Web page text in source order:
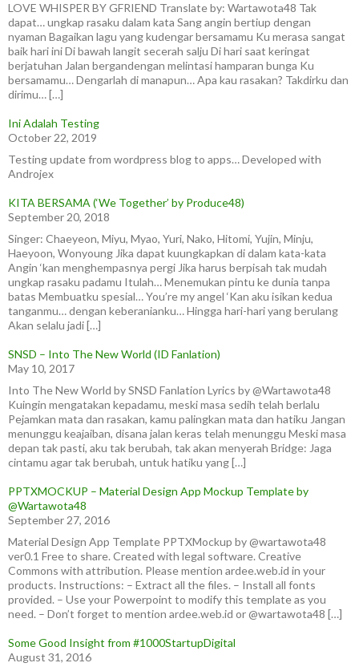
LOVE WHISPER BY GFRIEND Translate by: Wartawota48 Tak
dapat… ungkap rasaku dalam kata Sang angin bertiup dengan
nyaman Bagaikan lagu yang kudengar bersamamu Ku merasa sangat
baik hari ini Di bawah langit secerah salju Di hari saat keringat
berjatuhan Jalan bergandengan melintasi hamparan bunga Ku
bersamamu… Dengarlah di manapun… Apa kau rasakan? Takdirku dan
dirimu… […]
Ini Adalah Testing
October 22, 2019
Testing update from wordpress blog to apps… Developed with
Androjex
KITA BERSAMA (‘We Together’ by Produce48)
September 20, 2018
Singer: Chaeyeon, Miyu, Myao, Yuri, Nako, Hitomi, Yujin, Minju,
Haeyoon, Wonyoung Jika dapat kuungkapkan di dalam kata-kata
Angin ‘kan menghempasnya pergi Jika harus berpisah tak mudah
ungkap rasaku padamu Itulah… Menemukan pintu ke dunia tanpa
batas Membuatku spesial… You’re my angel ‘Kan aku isikan kedua
tanganmu… dengan keberanianku… Hingga hari-hari yang berulang
Akan selalu jadi […]
SNSD – Into The New World (ID Fanlation)
May 10, 2017
Into The New World by SNSD Fanlation Lyrics by @Wartawota48
Kuingin mengatakan kepadamu, meski masa sedih telah berlalu
Pejamkan mata dan rasakan, kamu palingkan mata dan hatiku Jangan
menunggu keajaiban, disana jalan keras telah menunggu Meski masa
depan tak pasti, aku tak berubah, tak akan menyerah Bridge: Jaga
cintamu agar tak berubah, untuk hatiku yang […]
PPTXMOCKUP – Material Design App Mockup Template by
@Wartawota48
September 27, 2016
Material Design App Template PPTXMockup by @wartawota48
ver0.1 Free to share. Created with legal software. Creative
Commons with attribution. Please mention ardee.web.id in your
products. Instructions: – Extract all the files. – Install all fonts
provided. – Use your Powerpoint to modify this template as you
need. – Don’t forget to mention ardee.web.id or @wartawota48 […]
Some Good Insight from #1000StartupDigital
August 31, 2016